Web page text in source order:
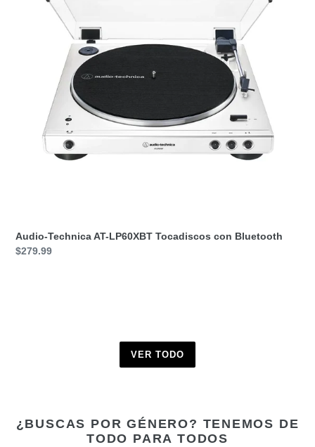
Tocadiscos
Audio-Technica AT-LP60XBT Tocadiscos con Bluetooth
Precio
$279.99
VER TODO
¿BUSCAS POR GÉNERO? TENEMOS DE
TODO PARA TODOS